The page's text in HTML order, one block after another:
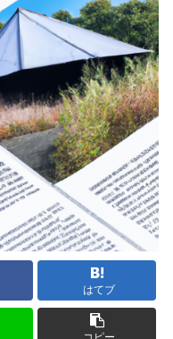
はてブ